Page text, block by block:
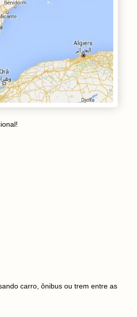
carro, ônibus ou trem entre as